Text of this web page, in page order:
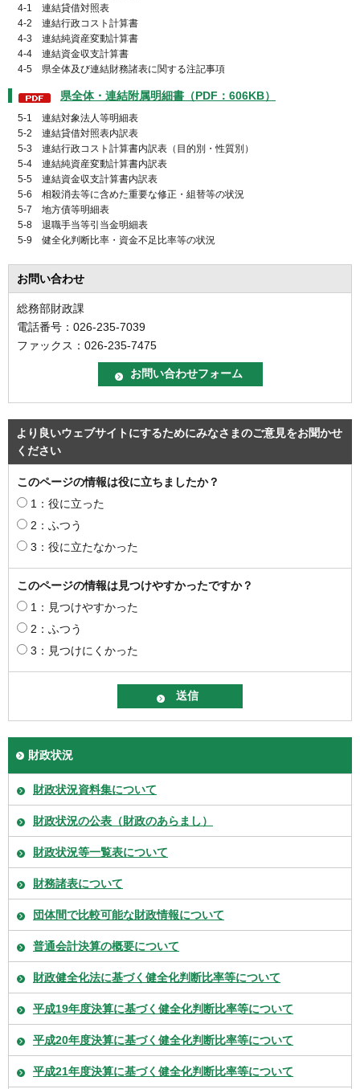
4-1 連結貸借対照表
4-2 連結行政コスト計算書
4-3 連結純資産変動計算書
4-4 連結資金収支計算書
4-5 県全体及び連結財務諸表に関する注記事項
県全体・連結附属明細書（PDF：606KB）
5-1 連結対象法人等明細表
5-2 連結貸借対照表内訳表
5-3 連結行政コスト計算書内訳表（目的別・性質別）
5-4 連結純資産変動計算書内訳表
5-5 連結資金収支計算書内訳表
5-6 相殺消去等に含めた重要な修正・組替等の状況
5-7 地方債等明細表
5-8 退職手当等引当金明細表
5-9 健全化判断比率・資金不足比率等の状況
お問い合わせ
総務部財政課
電話番号：026-235-7039
ファックス：026-235-7475
より良いウェブサイトにするためにみなさまのご意見をお聞かせ
ください
このページの情報は役に立ちましたか？
1：役に立った
2：ふつう
3：役に立たなかった
このページの情報は見つけやすかったですか？
1：見つけやすかった
2：ふつう
3：見つけにくかった
財政状況
財政状況資料集について
財政状況の公表（財政のあらまし）
財政状況等一覧表について
財務諸表について
団体間で比較可能な財政情報について
普通会計決算の概要について
財政健全化法に基づく健全化判断比率等について
平成19年度決算に基づく健全化判断比率等について
平成20年度決算に基づく健全化判断比率等について
平成21年度決算に基づく健全化判断比率等について